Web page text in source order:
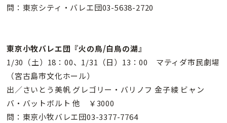
問：東京シティ・バレエ団03-5638-2720
東京小牧バレエ団『火の鳥/白鳥の湖』
1/30（土）18：00、1/31（日）13：00 マティダ市民劇場
（宮古島市文化ホール）
出／さいとう美帆 グレゴリー・バリノフ 金子綾 ビャン
バ・バットボルト 他 ￥3000
問：東京小牧バレエ団03-3377-7764